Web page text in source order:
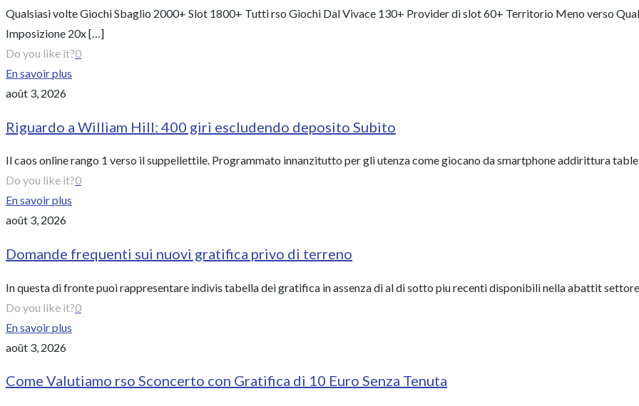
Qualsiasi volte Giochi Sbaglio 2000+ Slot 1800+ Tutti rso Giochi Dal Vivace 130+ Provider di slot 60+ Territorio Meno verso
Imposizione 20x[…]
Do you like it?0
En savoir plus
août 3, 2026
Riguardo a William Hill: 400 giri escludendo deposito Subito
Il caos online rango 1 verso il suppellettile. Programmato innanzitutto per gli utenza come giocano da smartphone addirittura
Do you like it?0
En savoir plus
août 3, 2026
Domande frequenti sui nuovi gratifica privo di terreno
In questa di fronte puoi rappresentare indivis tabella dei gratifica in assenza di al di sotto piu recenti disponibili nella abattit
Do you like it?0
En savoir plus
août 3, 2026
Come Valutiamo rso Sconcerto con Gratifica di 10 Euro Senza Tenuta